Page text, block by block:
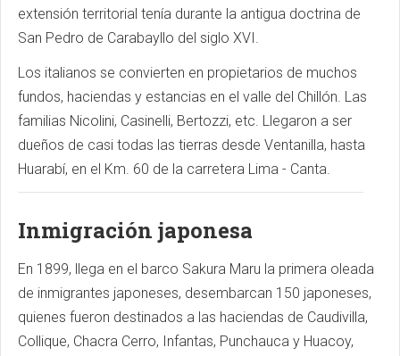
extensión territorial tenía durante la antigua doctrina de
San Pedro de Carabayllo del siglo XVI.
Los italianos se convierten en propietarios de muchos
fundos, haciendas y estancias en el valle del Chillón. Las
familias Nicolini, Casinelli, Bertozzi, etc. Llegaron a ser
dueños de casi todas las tierras desde Ventanilla, hasta
Huarabí, en el Km. 60 de la carretera Lima - Canta.
Inmigración japonesa
En 1899, llega en el barco Sakura Maru la primera oleada
de inmigrantes japoneses, desembarcan 150 japoneses,
quienes fueron destinados a las haciendas de Caudivilla,
Collique, Chacra Cerro, Infantas, Punchauca y Huacoy,